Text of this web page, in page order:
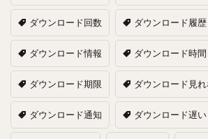
ダウンロード回数 ダウンロード履歴
ダウンロード情報 ダウンロード時間
ダウンロード期限 ダウンロード見
ダウンロード通知 ダウンロード遅い